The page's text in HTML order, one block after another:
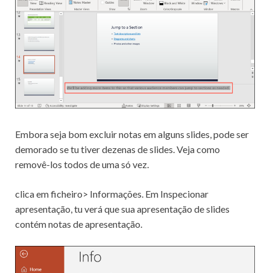
Embora seja bom excluir notas em alguns slides, pode ser
demorado se tu tiver dezenas de slides. Veja como
removê-los todos de uma só vez.
clica em ficheiro> Informações. Em Inspecionar
apresentação, tu verá que sua apresentação de slides
contém notas de apresentação.